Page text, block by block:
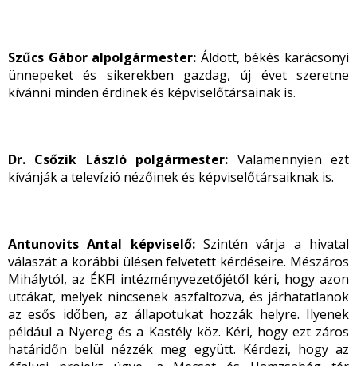
Szűcs Gábor alpolgármester: Áldott, békés karácsonyi
ünnepeket és sikerekben gazdag, új évet szeretne
kívánni minden érdinek és képviselőtársainak is.
Dr. Csőzik László polgármester: Valamennyien ezt
kívánják a televízió nézőinek és képviselőtársaiknak is.
Antunovits Antal képviselő:Szintén várja a hivatal
válaszát a korábbi ülésen felvetett kérdéseire. Mészáros
Mihálytól, az ÉKFI intézményvezetőjétől kéri, hogy azon
utcákat, melyek nincsenek aszfaltozva, és járhatatlanok
az esős időben, az állapotukat hozzák helyre. Ilyenek
például a Nyereg és a Kastély köz. Kéri, hogy ezt záros
határidőn belül nézzék meg együtt. Kérdezi, hogy az